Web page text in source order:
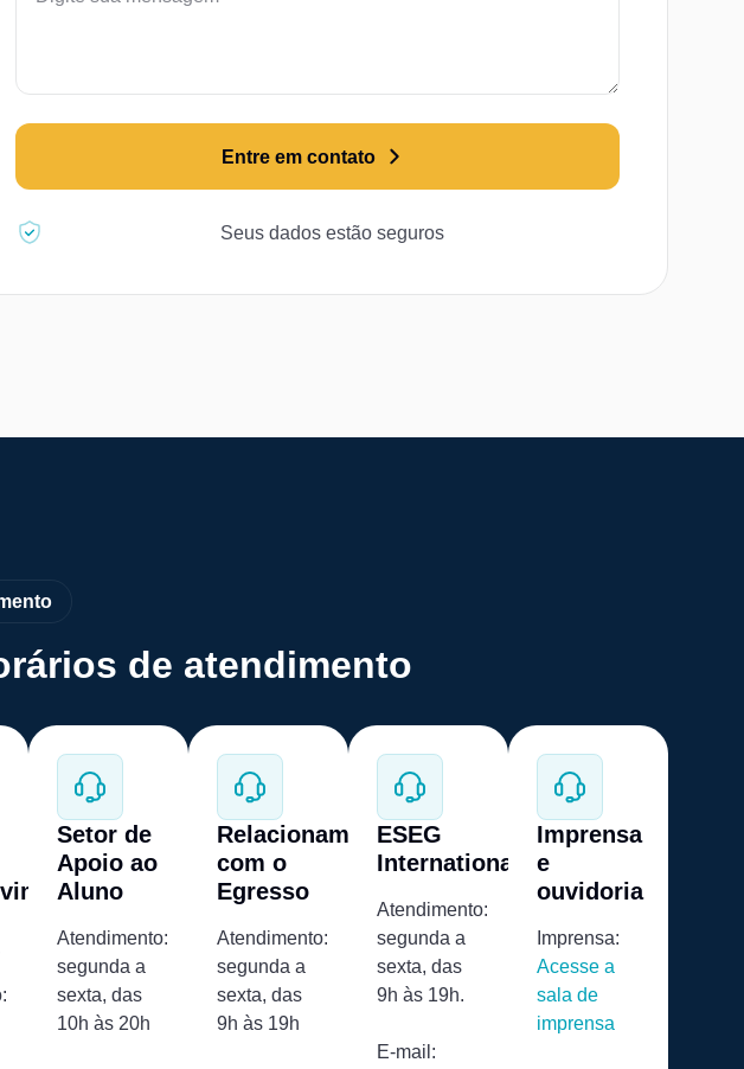
Entre em contato
Seus dados estão seguros
de atendimento
Setor de
Apoio ao
Aluno
Atendimento:
segunda a
sexta, das
10h às 20h
Relacionamento
com o
Egresso
Atendimento:
segunda a
sexta, das
9h às 19h
ESEG
International
Atendimento:
segunda a
sexta, das
9h às 19h.
E-mail:
Imprensa
e
ouvidoria
Imprensa:
Acesse a
sala de
imprensa